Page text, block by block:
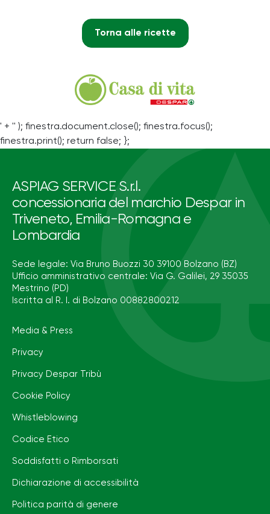
Torna alle ricette
' + '' ); finestra.document.close(); finestra.focus();
finestra.print(); return false; };
ASPIAG SERVICE S.r.l.
concessionaria del marchio Despar in
Triveneto, Emilia-Romagna e
Lombardia
Sede legale: Via Bruno Buozzi 30 39100 Bolzano (BZ)
Ufficio amministrativo centrale: Via G. Galilei, 29 35035
Mestrino (PD)
Iscritta al R. I. di Bolzano 00882800212
Media & Press
Privacy
Privacy Despar Tribù
Cookie Policy
Whistleblowing
Codice Etico
Soddisfatti o Rimborsati
Dichiarazione di accessibilità
Politica parità di genere